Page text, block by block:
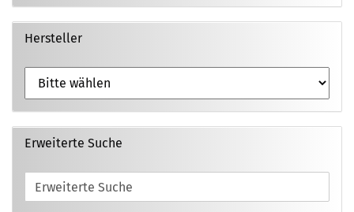
Hersteller
Erweiterte Suche
Erweiterte
Suche